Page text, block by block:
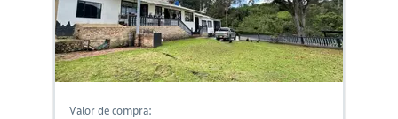
Valor de compra: